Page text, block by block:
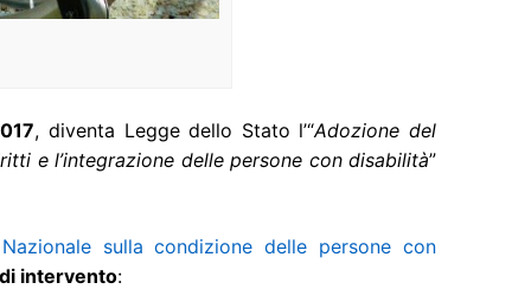
, diventa Legge dello Stato l’“Adozione del
e l’integrazione delle persone con disabilità”
sulla condizione delle persone con
intervento: